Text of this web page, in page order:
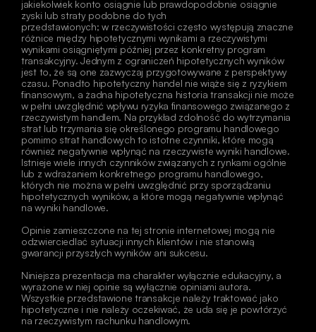
jakiekolwiek konto osiągnie lub prawdopodobnie osiągnie
zyski lub straty podobne do tych
przedstawionych; w rzeczywistości często występują znaczne
różnice między hipotetycznymi wynikami a rzeczywistymi
wynikami osiągniętymi później przez konkretny program
transakcyjny. Jednym z ograniczeń hipotetycznych wyników
jest to, że są one zazwyczaj przygotowywane z perspektywy
czasu. Ponadto hipotetyczny handel nie wiąże się z ryzykiem
finansowym, a żadna hipotetyczna historia transakcji nie może
w pełni uwzględnić wpływu ryzyka finansowego związanego z
rzeczywistym handlem. Na przykład zdolność do wytrzymania
strat lub trzymania się określonego programu handlowego
pomimo strat handlowych to istotne czynniki, które mogą
również negatywnie wpłynąć na rzeczywiste wyniki handlowe.
Istnieje wiele innych czynników związanych z rynkami ogólnie
lub z wdrażaniem konkretnego programu handlowego,
których nie można w pełni uwzględnić przy sporządzaniu
hipotetycznych wyników, a które mogą negatywnie wpłynąć
na wyniki handlowe.
Opinie zamieszczone na tej stronie internetowej mogą nie
odzwierciedlać sytuacji innych klientów i nie stanowią
gwarancji przyszłych wyników ani sukcesu.
Niniejsza prezentacja ma charakter wyłącznie edukacyjny, a
wyrażone w niej opinie są wyłącznie opiniami autora.
Wszystkie przedstawione transakcje należy traktować jako
hipotetyczne i nie należy oczekiwać, że uda się je powtórzyć
na rzeczywistym rachunku handlowym.